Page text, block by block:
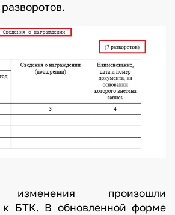
изменения произошли
БТК. В обновленной форме